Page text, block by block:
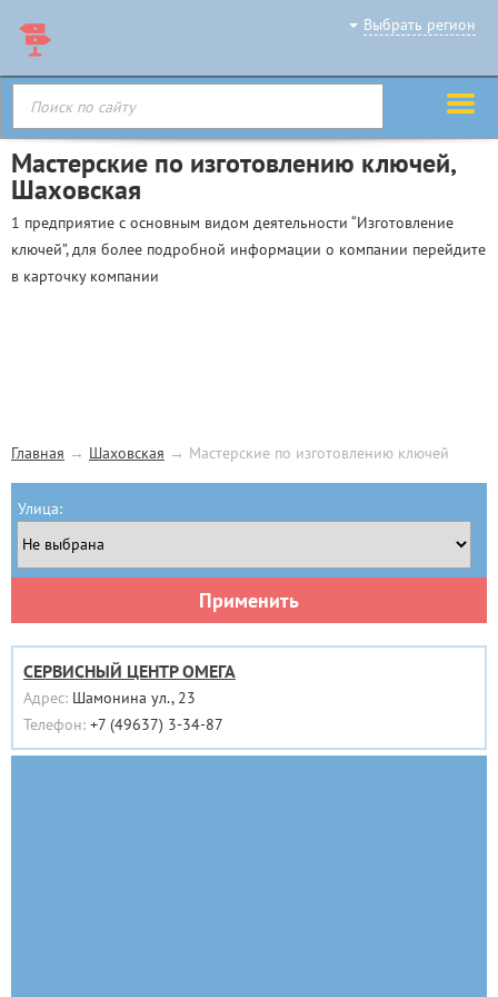
Выбрать регион
Мастерские по изготовлению ключей,
Шаховская
1 предприятие с основным видом деятельности “Изготовление
ключей”, для более подробной информации о компании перейдите
в карточку компании
Главная → Шаховская → Мастерские по изготовлению ключей
Улица:
Применить
СЕРВИСНЫЙ ЦЕНТР ОМЕГА
Адрес: Шамонина ул., 23
Телефон: +7 (49637) 3-34-87